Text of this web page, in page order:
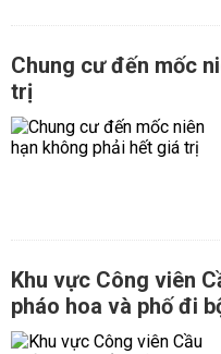
Chung cư đến mốc
trị
Khu vực Công viên
pháo hoa và phố đi